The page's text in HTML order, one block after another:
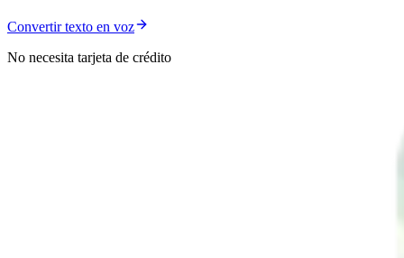
Convertir texto en voz
No necesita tarjeta de crédito